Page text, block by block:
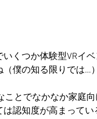
くつか体験型VRイ
（僕の知る限りでは…
ことでなかなか家庭
は認知度が高まって